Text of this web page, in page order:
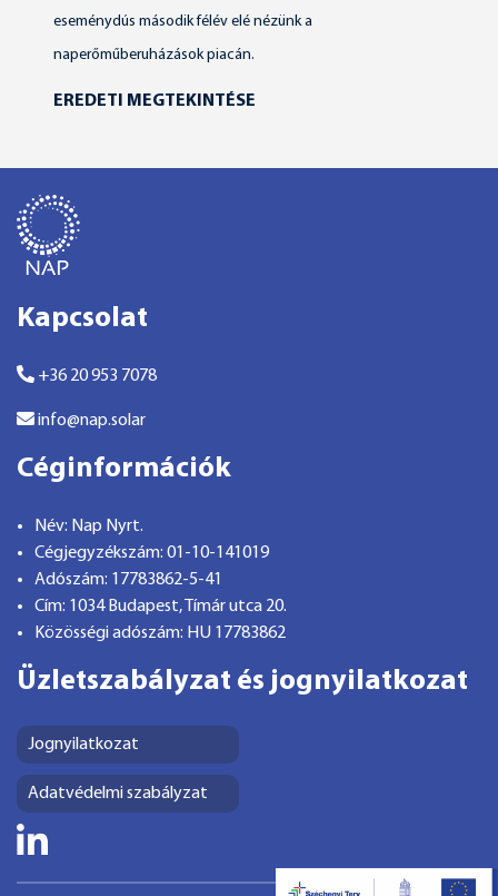
eseménydús második félév elé nézünk a
naperőműberuházások piacán.
EREDETI MEGTEKINTÉSE
Kapcsolat
+36 20 953 7078
info@nap.solar
Céginformációk
Név: Nap Nyrt.
Cégjegyzékszám: 01-10-141019
Adószám: 17783862-5-41
Cím: 1034 Budapest, Tímár utca 20.
Közösségi adószám: HU 17783862
Üzletszabályzat és jognyilatkozat
Jognyilatkozat
Adatvédelmi szabályzat